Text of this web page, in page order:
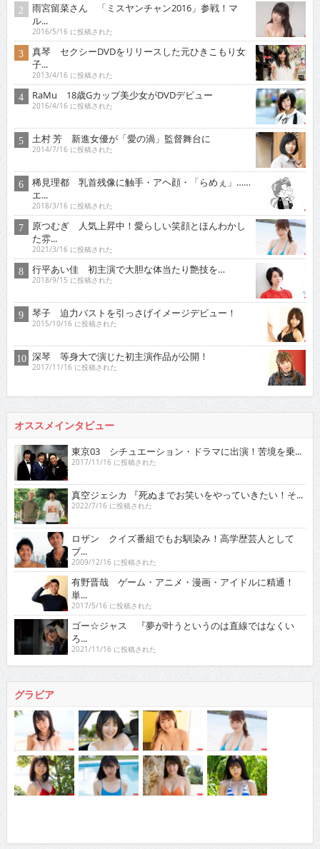
雨宮留菜さん 「ミスヤンチャン2016」参戦！マ
ル...
2016/5/16 に投稿された
真琴 セクシーDVDをリリースした元ひきこもり女
子...
2013/4/16 に投稿された
RaMu 18歳Gカップ美少女がDVDデビュー
2016/4/16 に投稿された
土村 芳 新進女優が「愛の渦」監督舞台に
2014/7/16 に投稿された
稀見理都 乳首残像に触手・アヘ顔・「らめぇ」……
エ...
2018/3/16 に投稿された
原つむぎ 人気上昇中！愛らしい笑顔とほんわかし
た雰...
2021/3/16 に投稿された
行平あい佳 初主演で大胆な体当たり艶技を…
2018/9/15 に投稿された
琴子 迫力バストを引っさげイメージデビュー！
2015/10/16 に投稿された
深琴 等身大で演じた初主演作品が公開！
2017/11/16 に投稿された
オススメインタビュー
東京03 シチュエーション・ドラマに出演！苦境を乗...
2017/11/16 に投稿された
真空ジェシカ 『死ぬまでお笑いをやっていきたい！そ...
2022/7/16 に投稿された
ロザン クイズ番組でもお馴染み！高学歴芸人として
ブ...
2009/12/16 に投稿された
有野晋哉 ゲーム・アニメ・漫画・アイドルに精通！
単...
2017/5/16 に投稿された
ゴー☆ジャス 『夢が叶うというのは直線ではなくい
ろ...
2021/11/16 に投稿された
グラビア